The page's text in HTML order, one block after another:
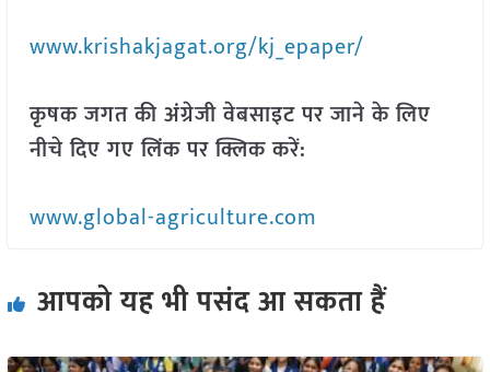
www.krishakjagat.org/kj_epaper/
कृषक जगत की अंग्रेजी वेबसाइट पर जाने के लिए
नीचे दिए गए लिंक पर क्लिक करें:
www.global-agriculture.com
आपको यह भी पसंद आ सकता हैं